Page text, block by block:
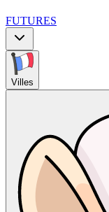
FUTURES
Villes